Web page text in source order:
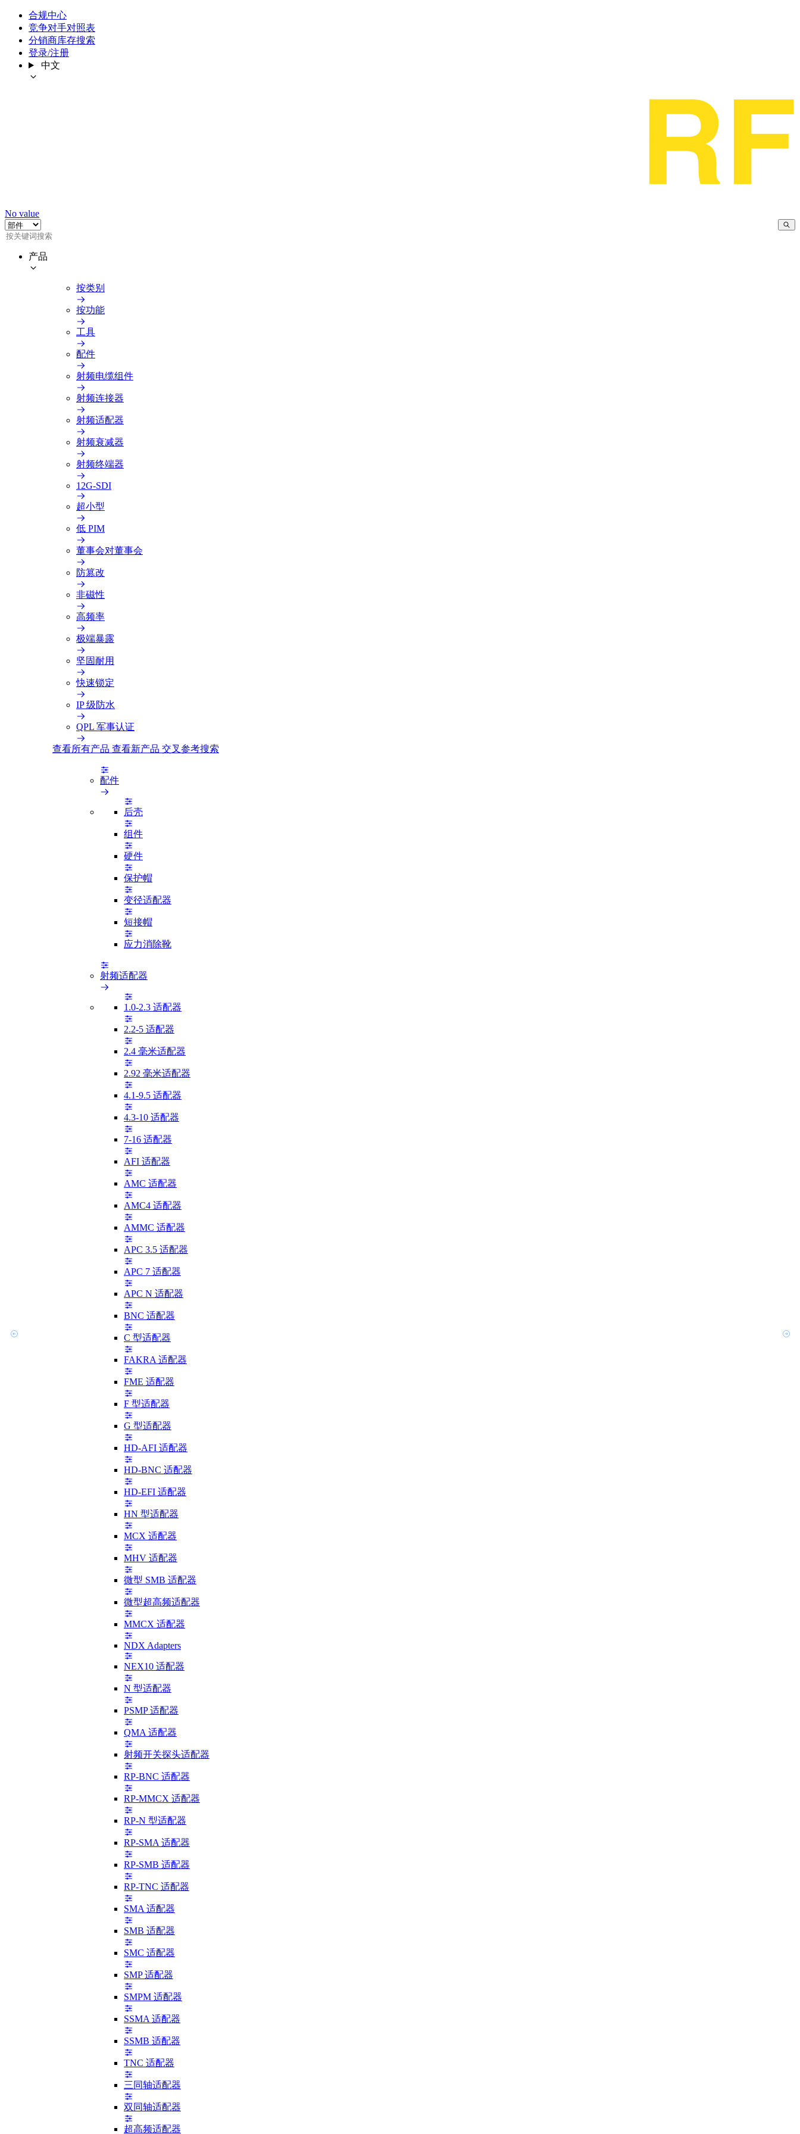
合规中心
竞争对手对照表
分销商库存搜索
登录/注册
中文
No value
产品
按类别
按功能
工具
配件
射频电缆组件
射频连接器
射频适配器
射频衰减器
射频终端器
12G-SDI
超小型
低 PIM
董事会对董事会
防篡改
非磁性
高频率
极端暴露
坚固耐用
快速锁定
IP 级防水
QPL 军事认证
查看所有产品 查看新产品 交叉参考搜索
配件
后壳
组件
硬件
保护帽
变径适配器
短接帽
应力消除靴
射频适配器
1.0-2.3 适配器
2.2-5 适配器
2.4 毫米适配器
2.92 毫米适配器
4.1-9.5 适配器
4.3-10 适配器
7-16 适配器
AFI 适配器
AMC 适配器
AMC4 适配器
AMMC 适配器
APC 3.5 适配器
APC 7 适配器
APC N 适配器
BNC 适配器
C 型适配器
FAKRA 适配器
FME 适配器
F 型适配器
G 型适配器
HD-AFI 适配器
HD-BNC 适配器
HD-EFI 适配器
HN 型适配器
MCX 适配器
MHV 适配器
微型 SMB 适配器
微型超高频适配器
MMCX 适配器
NDX Adapters
NEX10 适配器
N 型适配器
PSMP 适配器
QMA 适配器
射频开关探头适配器
RP-BNC 适配器
RP-MMCX 适配器
RP-N 型适配器
RP-SMA 适配器
RP-SMB 适配器
RP-TNC 适配器
SMA 适配器
SMB 适配器
SMC 适配器
SMP 适配器
SMPM 适配器
SSMA 适配器
SSMB 适配器
TNC 适配器
三同轴适配器
双同轴适配器
超高频适配器